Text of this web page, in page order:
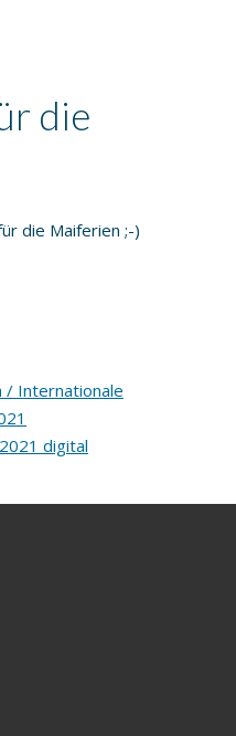
die
die Maiferien ;-)
/ Internationale
digital